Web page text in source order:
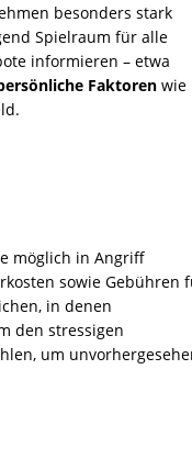
besonders stark
Spielraum für alle
informieren – etwa
Faktoren wie
möglich in Angriff
sowie Gebühren
in denen
den stressigen
um